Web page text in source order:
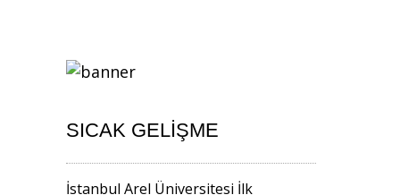
SICAK GELIŞME
İstanbul Arel Üniversitesi İlk